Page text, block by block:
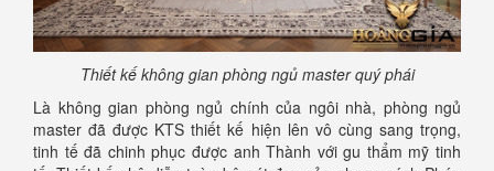
Thiết kế không gian phòng ngủ master quý phái
Là không gian phòng ngủ chính của ngôi nhà, phòng ngủ
master đã được KTS thiết kế hiện lên vô cùng sang trọng,
tinh tế đã chinh phục được anh Thành với gu thẩm mỹ tinh